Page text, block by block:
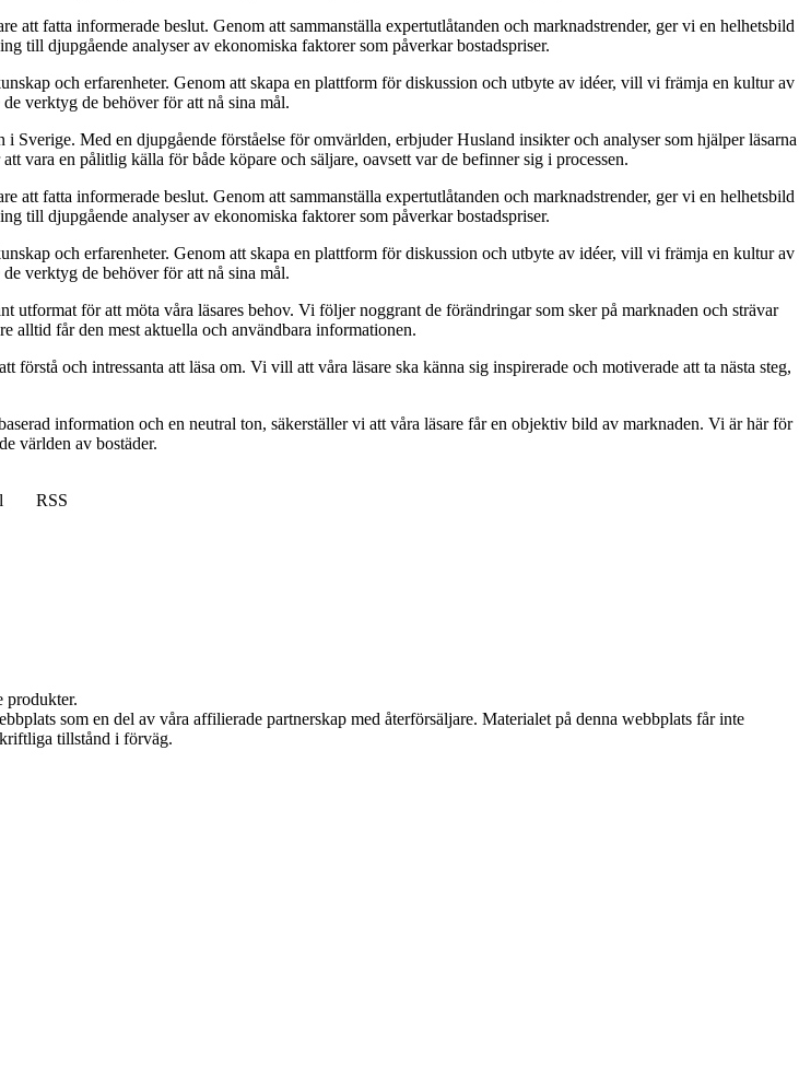
fatta informerade beslut. Genom att sammanställa expertutlåtanden och marknadstrender, ger vi en helhetsbild
till djupgående analyser av ekonomiska faktorer som påverkar bostadspriser.
och erfarenheter. Genom att skapa en plattform för diskussion och utbyte av idéer, vill vi främja en kultur av
verktyg de behöver för att nå sina mål.
Med en djupgående förståelse för omvärlden, erbjuder Husland insikter och analyser som hjälper läsarna
vara en pålitlig källa för både köpare och säljare, oavsett var de befinner sig i processen.
fatta informerade beslut. Genom att sammanställa expertutlåtanden och marknadstrender, ger vi en helhetsbild
till djupgående analyser av ekonomiska faktorer som påverkar bostadspriser.
och erfarenheter. Genom att skapa en plattform för diskussion och utbyte av idéer, vill vi främja en kultur av
verktyg de behöver för att nå sina mål.
för att möta våra läsares behov. Vi följer noggrant de förändringar som sker på marknaden och strävar
alltid får den mest aktuella och användbara informationen.
och intressanta att läsa om. Vi vill att våra läsare ska känna sig inspirerade och motiverade att ta nästa steg,
information och en neutral ton, säkerställer vi att våra läsare får en objektiv bild av marknaden. Vi är här för
världen av bostäder.
RSS
produkter.
som en del av våra affilierade partnerskap med återförsäljare. Materialet på denna webbplats får inte
tillstånd i förväg.